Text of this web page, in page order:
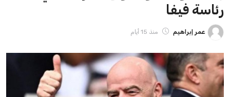
على الجانب الآخر، تتركز المعارضة بشكل ملحوظ داخل القارة
الأوروبية، حيث ارتفعت حدة الانتقادات الموجهة إلى إنفانتينو
بسبب التوسع المستمر في البطولات الدولية وأثر ذلك على الجدول
خافيير تيباس، إلى تنحّي إنفانتينو، معتبراً أن سياساته تضر بصناعة
كرة القدم وتزيد من ضغوط المباريات.